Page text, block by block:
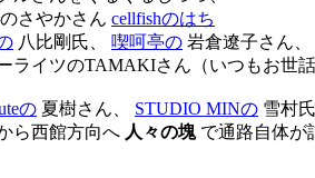
のさやかさん cellfishのはち
八比剛氏、 喫呵亭の 岩倉遼子さん、
ライツのTAMAKIさん（いつもお世
の 夏樹さん、 STUDIO MINの 雪村
ら西館方向へ 人々の塊 で通路自体が